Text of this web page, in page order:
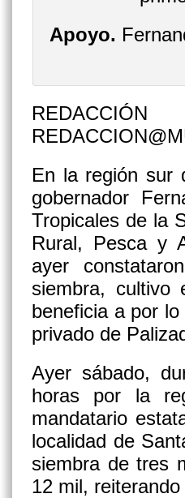
Apoyo.
REDACCIÓN
En la región sur
gobernador
Tropicales de la
Rural, Pesca y
ayer
siembra, cultivo
beneficia a por
privado de
Ayer sábado,
horas por la
mandatario
localidad de
siembra de tres
12 mil,